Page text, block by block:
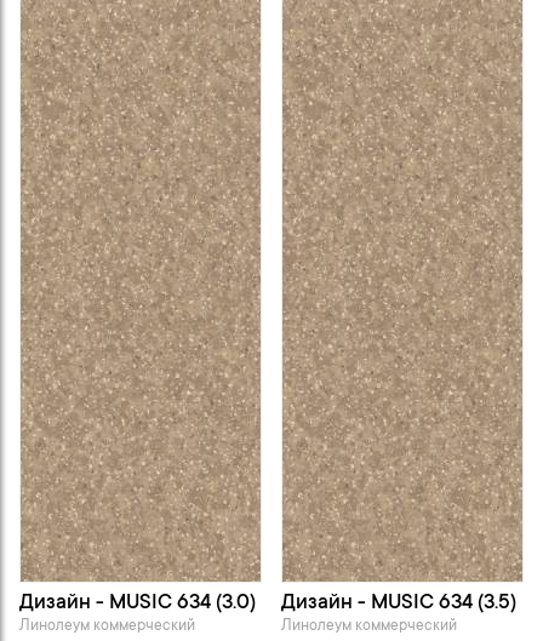
Дизайн - MUSIC 634 (3.0)
Линолеум коммерческий
Дизайн - MUSIC 634 (3.5)
Линолеум коммерческий